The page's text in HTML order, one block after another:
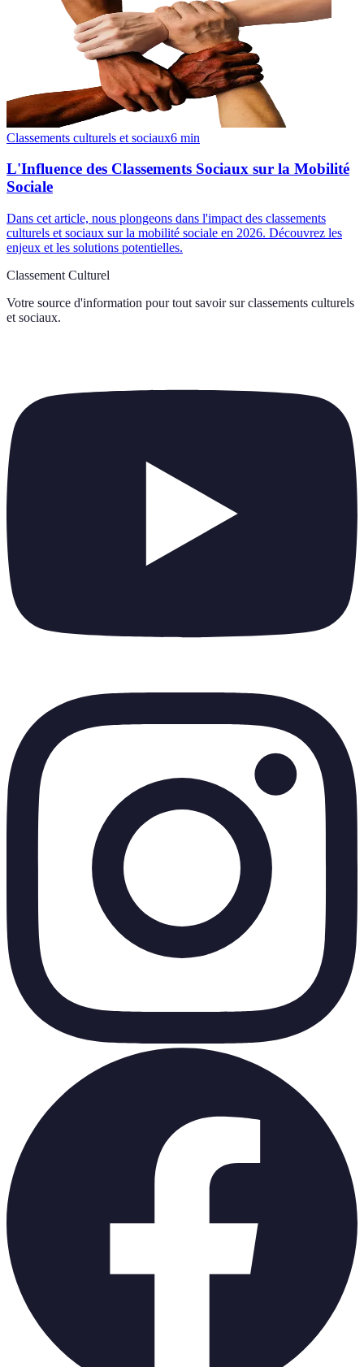
Classements culturels et sociaux6 min
L'Influence des Classements Sociaux sur la Mobilité
Sociale
Dans cet article, nous plongeons dans l'impact des classements
culturels et sociaux sur la mobilité sociale en 2026. Découvrez les
enjeux et les solutions potentielles.
Classement Culturel
Votre source d'information pour tout savoir sur classements culturels
et sociaux.